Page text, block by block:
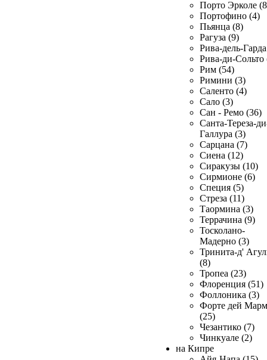
Порто Эрколе
Портофино (4)
Пьянца (8)
Рагуза (9)
Рива-дель-
Рива-ди-Сольто
Рим (54)
Римини (3)
Саленто (4)
Сало (3)
Сан - Ремо (36)
Санта-Тереза-
Галлура (3)
Сарцана (7)
Сиена (12)
Сиракузы (10)
Сирмионе (6)
Специя (5)
Стреза (11)
Таормина (3)
Террачина (9)
Тосколано-
Мадерно (3)
Тринита-д'
(8)
Тропеа (23)
Флоренция (51)
Фоллоника (3)
Форте дей
(25)
Чезантико (7)
Чинкуале (2)
на Кипре